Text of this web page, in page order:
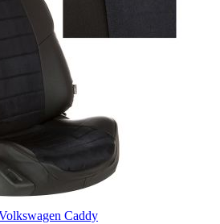
Caddy